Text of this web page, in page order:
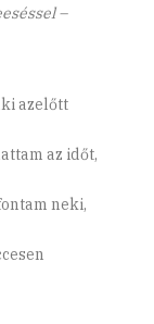
–
azelőtt
az időt,
neki,